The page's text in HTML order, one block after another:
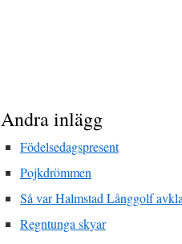
Andra inlägg
Födelsedagspresent
Pojkdrömmen
Så var Halmstad Långgolf
Regntunga skyar